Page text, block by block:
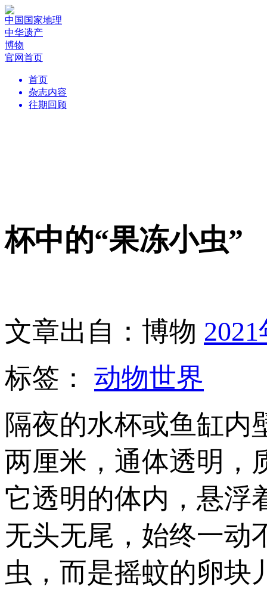
中国国家地理
中华遗产
博物
官网首页
首页
杂志内容
往期回顾
杯中的“果冻小虫”
文章出自：博物
标签： 动物世界
隔夜的水杯或鱼缸内
两厘米，通体透明，
它透明的体内，悬浮
无头无尾，始终一
虫，而是摇蚊的卵块